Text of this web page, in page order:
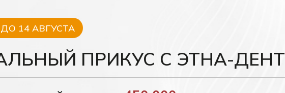
ПРИКУС С ЭТНА-ДЕНТ
14 АВГУСТА